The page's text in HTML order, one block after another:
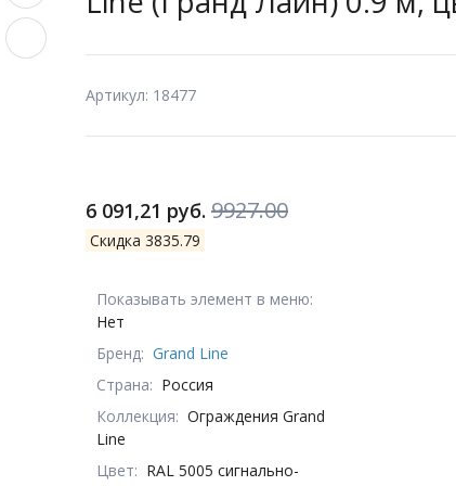
Артикул: 18477
6 091,21 руб. 9927.00
Скидка 3835.79
Показывать элемент в меню:
Нет
Бренд: Grand Line
Страна: Россия
Коллекция: Ограждения Grand
Line
Цвет: RAL 5005 сигнально-